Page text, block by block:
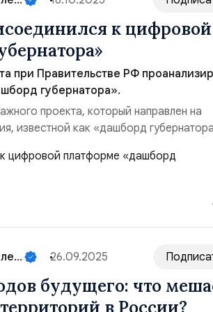
к цифровой
при Правительстве РФ
губернатора».
проекта, который направлен на
известной как «дашборд
используется в регионе и стал
С помощью данной системы
всех федеральных поручений, чт...
26.09.2025
будущего: что
в России?